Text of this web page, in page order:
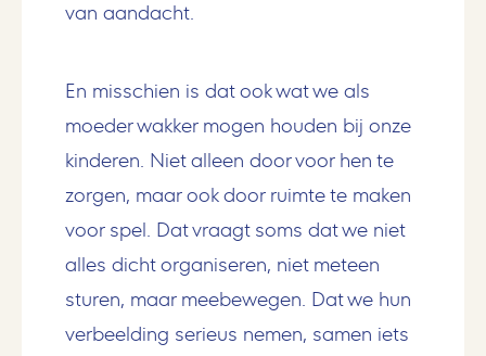
van aandacht.
En misschien is dat ook wat we als
moeder wakker mogen houden bij onze
kinderen. Niet alleen door voor hen te
zorgen, maar ook door ruimte te maken
voor spel. Dat vraagt soms dat we niet
alles dicht organiseren, niet meteen
sturen, maar meebewegen. Dat we hun
verbeelding serieus nemen, samen iets